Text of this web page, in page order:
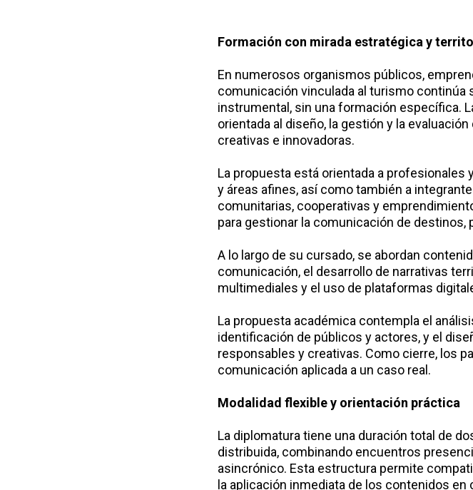
Formación con mirada estratégica y
En numerosos organismos públicos,
comunicación vinculada al turismo continúa
instrumental, sin una formación específica.
orientada al diseño, la gestión y la
creativas e innovadoras.
La propuesta está orientada a
y áreas afines, así como también a
comunitarias, cooperativas y
para gestionar la comunicación de destinos,
A lo largo de su cursado, se abordan
comunicación, el desarrollo de narrativas
multimediales y el uso de plataformas
La propuesta académica contempla el
identificación de públicos y actores, y el
responsables y creativas. Como cierre, los
comunicación aplicada a un caso real.
Modalidad flexible y orientación práctica
La diplomatura tiene una duración total de
distribuida, combinando encuentros
asincrónico. Esta estructura permite
la aplicación inmediata de los contenidos en